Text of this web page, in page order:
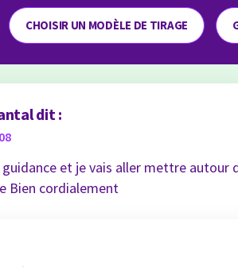
CHOISIR UN MODÈLE DE TIRAGE
dit :
et je vais aller mettre
Bien cordialement